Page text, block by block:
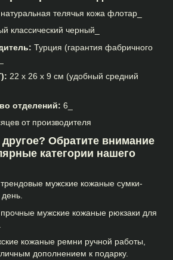
телячья кожа флотар_
классический черный_
Турция (гарантия фабричного
22 х 26 х 9 см (удобный средний
отделений: 6_
от производителя
Обратите внимание
категории нашего
мужские кожаные сумки-
мужские кожаные рюкзаки для
кожаные ремни ручной работы,
дополнением к подарку.